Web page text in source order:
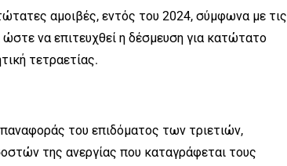
αμοιβές, εντός του 2024, σύμφωνα με τις
να επιτευχθεί η δέσμευση για κατώτατο
τετραετίας.
του επιδόματος των τριετιών,
της ανεργίας που καταγράφεται τους